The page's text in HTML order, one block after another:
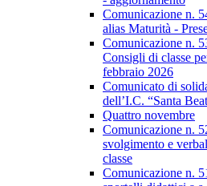
Comunicazione n.
alias Maturità -
Comunicazione n.
Consigli di classe
febbraio 2026
Comunicato di
dell’I.C. “Santa
Quattro novembre
Comunicazione n.
svolgimento e
classe
Comunicazione n.